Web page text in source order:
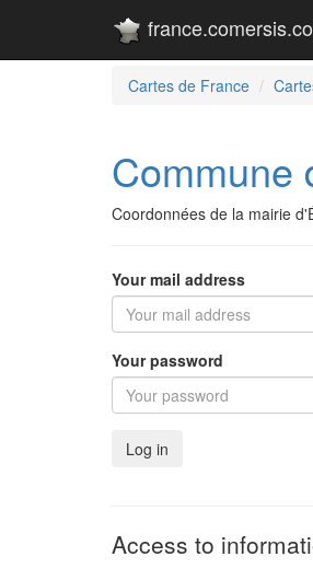
Cartes de France
Commune
Coordonnées de la mairie
Your mail address
Your password
Access to